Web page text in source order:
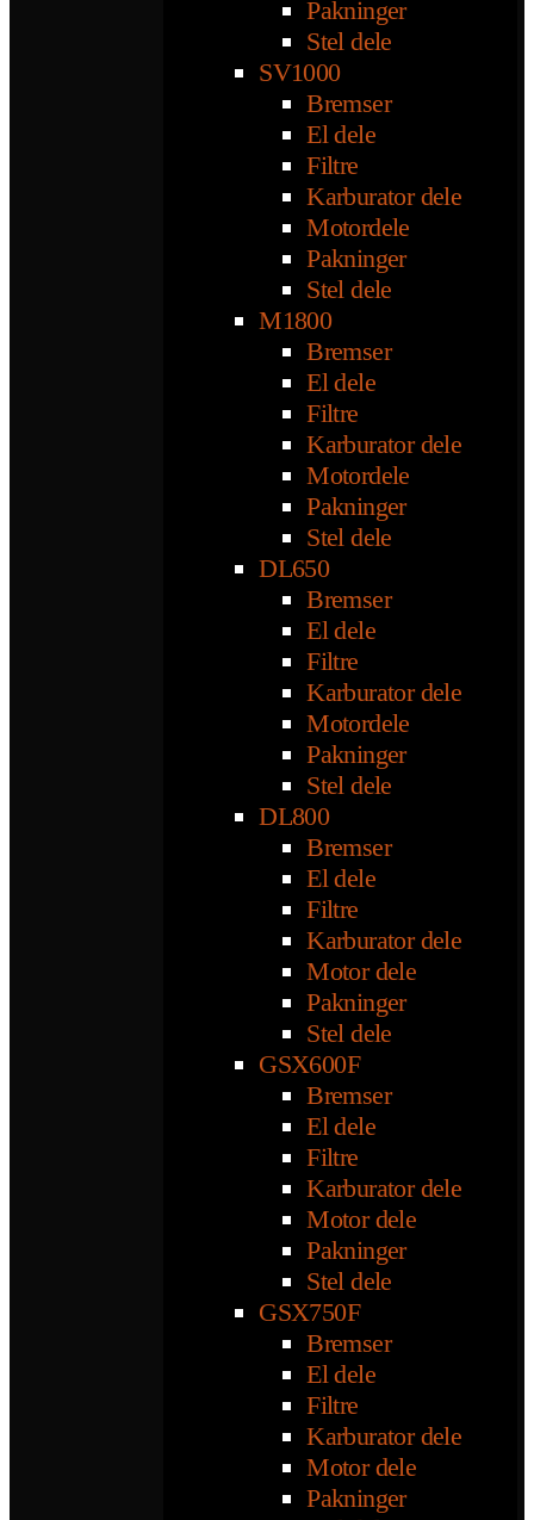
Pakninger
Stel dele
SV1000
Bremser
El dele
Filtre
Karburator dele
Motordele
Pakninger
Stel dele
M1800
Bremser
El dele
Filtre
Karburator dele
Motordele
Pakninger
Stel dele
DL650
Bremser
El dele
Filtre
Karburator dele
Motordele
Pakninger
Stel dele
DL800
Bremser
El dele
Filtre
Karburator dele
Motor dele
Pakninger
Stel dele
GSX600F
Bremser
El dele
Filtre
Karburator dele
Motor dele
Pakninger
Stel dele
GSX750F
Bremser
El dele
Filtre
Karburator dele
Motor dele
Pakninger